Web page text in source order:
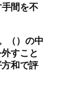
間を不
（）の中
すこと
和で評